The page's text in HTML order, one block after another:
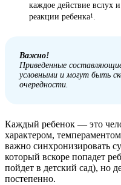
каждое действие вслух
реакции ребенка1.
Важно!
Приведенные
условными и могут быть
очередности.
Каждый ребенок — это
характером,
важно синхронизировать
который вскоре попадет
пойдет в детский сад), но
постепенно.